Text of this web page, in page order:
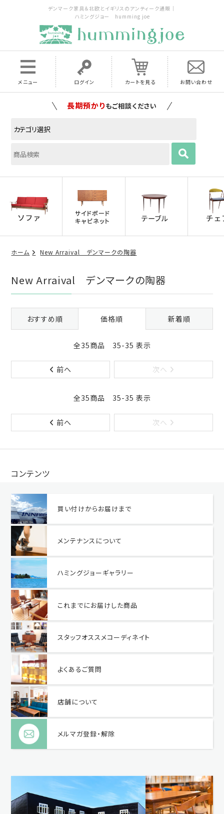
デンマーク家具＆北欧とイギリスのアンティーク通販｜
ハミングジョー humming joe
メニュー ログイン カートを見る お問い合わせ
長期預かりもご相談ください
ホーム New Arraival デンマークの陶器
New Arraival デンマークの陶器
おすすめ順 価格順 新着順
全35商品 35-35 表示
前へ 次へ
全35商品 35-35 表示
前へ 次へ
コンテンツ
買い付けからお届けまで
メンテナンスについて
ハミングジョーギャラリー
これまでにお届けした商品
スタッフオススメコーディネイト
よくあるご質問
店舗について
メルマガ登録・解除